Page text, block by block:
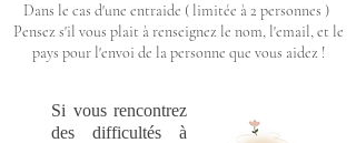
Dans le cas d'une entraide ( limitée à 2 personnes )
Pensez s'il vous plait à renseignez le nom, l'email, et le
pays pour l'envoi de la personne que vous aidez !
Si vous rencontrez
des difficultés à